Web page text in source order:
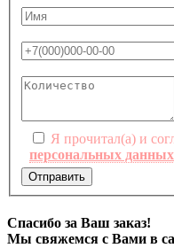
Я прочитал(а) и
персональных
Отправить
Спасибо за Ваш заказ!
Мы свяжемся с Вами в